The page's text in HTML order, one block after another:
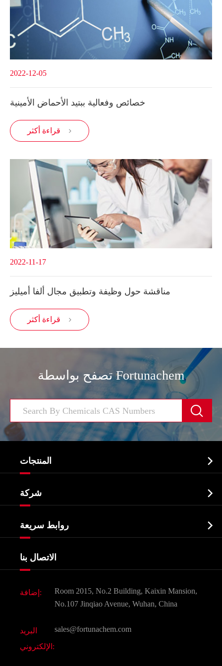
2022-12-05
خصائص وفعالية ببتيد الأحماض الأمينية
قراءة أكثر 
2022-11-17
مناقشة حول وظيفة وتطبيق مجال ألفا أميليز
قراءة أكثر 
تصفح بواسطة Fortunachem

المنتجات 
الصيدلانية وسيطة
البيوكيميائية
Agrochemicals و الوسطيات
مكونات مستحضرات التجميل
النكهات و عطور
الكيميائية CAS
جميع المواد الكيميائية غرامة
شركة 
شهادات و مصنع تظهر
شركة التاريخ
روابط سريعة 
الاتصال بنا
إضافة:
Room 2015, No.2 Building, Kaixin Mansion,
No.107 Jinqiao Avenue, Wuhan, China
البريد
الإلكتروني:
sales@fortunachem.com